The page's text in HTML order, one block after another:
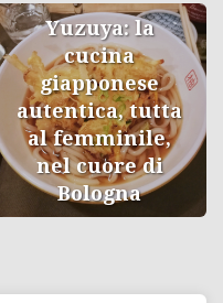
Yuzuya: la
cucina
giapponese
autentica, tutta
al femminile,
nel cuore di
Bologna